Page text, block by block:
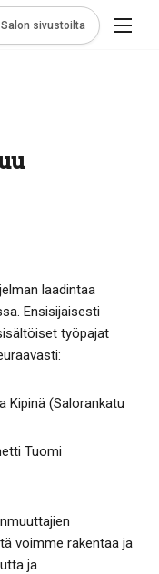
Salon sivustoilta
laadintaa
Ensisijaisesti
työpajat
Kipinä (Salorankatu
Tuomi
voimme rakentaa ja
ja